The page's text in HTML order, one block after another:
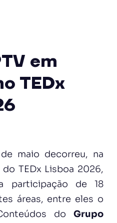
em
TEDx
maio decorreu, na
TEDx Lisboa 2026,
participação de 18
áreas, entre eles o
doGrupo